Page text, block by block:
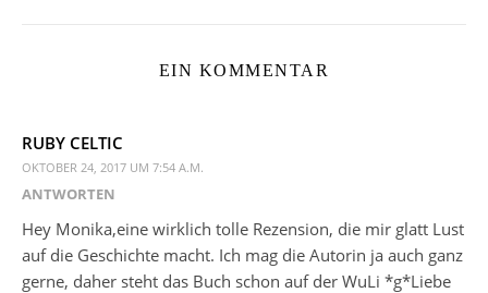
EIN KOMMENTAR
RUBY CELTIC
OKTOBER 24, 2017 UM 7:54 A.M.
ANTWORTEN
Hey Monika,eine wirklich tolle Rezension, die mir glatt Lust
auf die Geschichte macht. Ich mag die Autorin ja auch ganz
gerne, daher steht das Buch schon auf der WuLi *g*Liebe